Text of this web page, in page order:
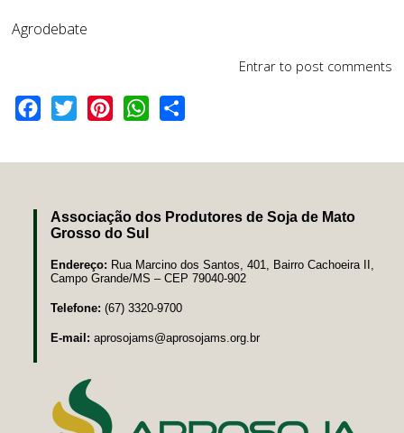
Agrodebate
Entrar to post comments
Facebook
Twitter PinterestWhatsApp
Associação dos Produtores de Soja de Mato
Grosso do Sul
Endereço: Rua Marcino dos Santos, 401, Bairro Cachoeira II,
Campo Grande/MS – CEP 79040-902
Telefone: (67) 3320-9700
E-mail: aprosojams@aprosojams.org.br